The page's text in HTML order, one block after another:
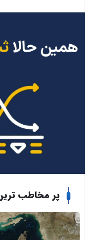
پر مخاطب